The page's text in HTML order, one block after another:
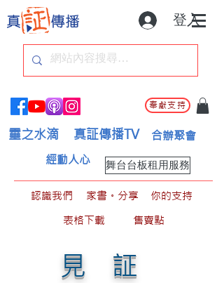
登入
奉獻支持
靈之水滴 真証傳播TV 合辦聚會
舞台台板租用服務
經動人心
認識我們 家書。分享
你的支持
表格下載
售賣點
見証